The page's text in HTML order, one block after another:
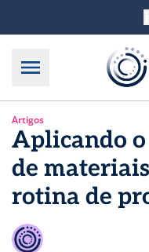
Artigos
Aplicando
de
rotina de